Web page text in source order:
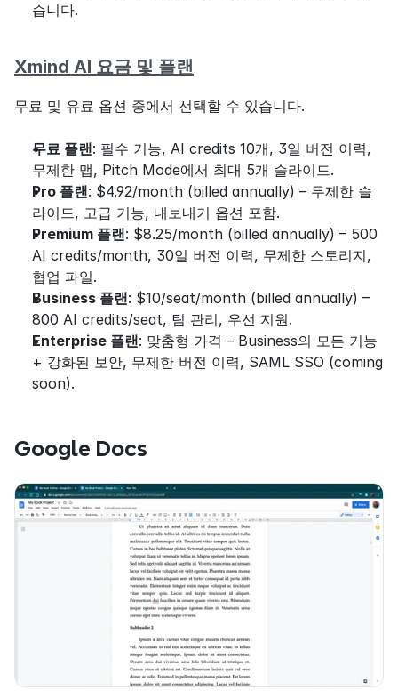
습니다.
Xmind AI 요금 및 플랜
무료 및 유료 옵션 중에서 선택할 수 있습니다.
무료 플랜: 필수 기능, AI credits 10개, 3일 버전 이력,
무제한 맵, Pitch Mode에서 최대 5개 슬라이드.
Pro 플랜: $4.92/month (billed annually) – 무제한 슬
라이드, 고급 기능, 내보내기 옵션 포함.
Premium 플랜: $8.25/month (billed annually) – 500
AI credits/month, 30일 버전 이력, 무제한 스토리지,
협업 파일.
Business 플랜: $10/seat/month (billed annually) –
800 AI credits/seat, 팀 관리, 우선 지원.
Enterprise 플랜: 맞춤형 가격 – Business의 모든 기능
+ 강화된 보안, 무제한 버전 이력, SAML SSO (coming
soon).
Google Docs